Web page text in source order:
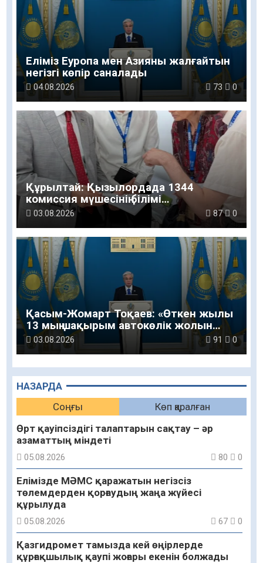
НАЗАРДА
Соңғы
Көп қаралған
Өрт қауіпсіздігі талаптарын сақтау – әр
азаматтың міндеті
05.08.2026 80 0
Елімізде МӘМС қаражатын негізсіз
төлемдерден қорғаудың жаңа жүйесі
құрылуда
05.08.2026 67 0
Қазгидромет тамызда кей өңірлерде
құрғақшылық қаупі жоғары екенін болжады
Еліміз Еуропа мен Азияны жалғайтын
негізгі көпір саналады
04.08.2026 73 0
Құрылтай: Қызылордада 1344
комиссия мүшесінің білімі
жетілдіріледі
03.08.2026 87 0
Қасым-Жомарт Тоқаев: «Өткен жылы
13 мың шақырым автокөлік жолын
салу және жөндеу жұмысы
03.08.2026 91 0